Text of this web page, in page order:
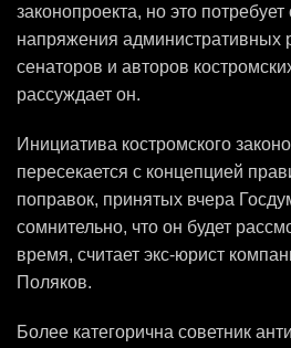
законопроекта, но это потребует
напряжения административных
сенаторов и авторов
рассуждает он.
Инициатива костромского
пересекается с концепцией
поправок, принятых вчера
сомнительно, что он будет
время, считает экс-юрист
Поляков.
Более категорична советник